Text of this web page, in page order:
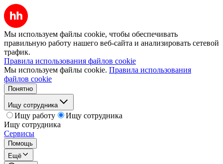
Мы используем файлы cookie, чтобы обеспечивать
правильную работу нашего веб-сайта и анализировать сетевой
трафик.
Правила использования файлов cookie
Мы используем файлы cookie. Правила использования
файлов cookie
Понятно
Ищу сотрудника
Ищу работу
Ищу сотрудника
Ищу сотрудника
Сервисы
Помощь
Ещё